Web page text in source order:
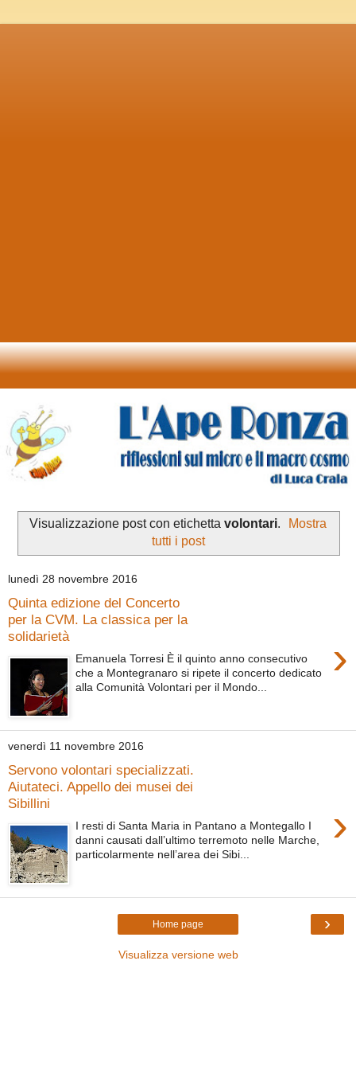
Visualizzazione post con etichetta volontari.
Mostra
tutti i post
lunedì 28 novembre 2016
Quinta edizione del Concerto
per la CVM. La classica per la
solidarietà
›
Emanuela Torresi È il quinto anno consecutivo
che a Montegranaro si ripete il concerto dedicato
alla Comunità Volontari per il Mondo...
venerdì 11 novembre 2016
Servono volontari specializzati.
Aiutateci. Appello dei musei dei
Sibillini
›
I resti di Santa Maria in Pantano a Montegallo I
danni causati dall’ultimo terremoto nelle Marche,
particolarmente nell’area dei Sibi...
›
Home page
Visualizza versione web